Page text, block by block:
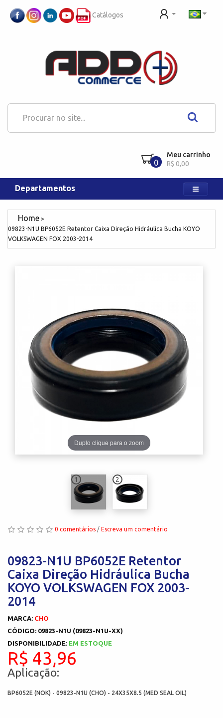
Catálogos
0
Meu carrinho
R$ 0,00
Departamentos
09823-N1U BP6052E Retentor Caixa Direção Hidráulica Bucha KOYO
VOLKSWAGEN FOX 2003-2014
1 2
Duplo clique para o zoom
0 comentários / Escreva um comentário
09823-N1U BP6052E Retentor
Caixa Direção Hidráulica Bucha
KOYO VOLKSWAGEN FOX 2003-
2014
MARCA: CHO
CÓDIGO: 09823-N1U (09823-N1U-XX)
DISPONIBILIDADE: EM ESTOQUE
R$ 43,96
Aplicação:
BP6052E (NOK) - 09823-N1U (CHO) - 24X35X8.5 (MED SEAL OIL)